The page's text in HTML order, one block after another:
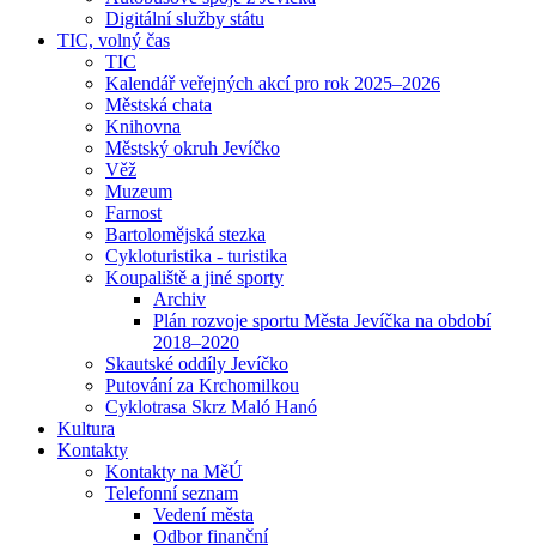
Digitální služby státu
TIC, volný čas
TIC
Kalendář veřejných akcí pro rok 2025–2026
Městská chata
Knihovna
Městský okruh Jevíčko
Věž
Muzeum
Farnost
Bartolomějská stezka
Cykloturistika - turistika
Koupaliště a jiné sporty
Archiv
Plán rozvoje sportu Města Jevíčka na období
2018–2020
Skautské oddíly Jevíčko
Putování za Krchomilkou
Cyklotrasa Skrz Maló Hanó
Kultura
Kontakty
Kontakty na MěÚ
Telefonní seznam
Vedení města
Odbor finanční